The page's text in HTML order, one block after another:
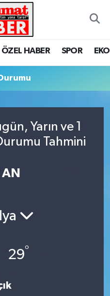
ÖZEL HABER SPOR
Yarın ve 1
Tahmini
29°